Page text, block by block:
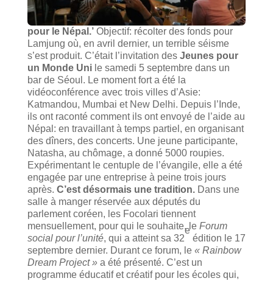
pour le Népal.’Objectif: récolter des fonds pour
Lamjung où, en avril dernier, un terrible séisme
s’est produit. C’était l’invitation des Jeunes pour
un Monde Uni le samedi 5 septembre dans un
bar de Séoul. Le moment fort a été la
vidéoconférence avec trois villes d’Asie:
Katmandou, Mumbai et New Delhi. Depuis l’Inde,
ils ont raconté comment ils ont envoyé de l’aide au
Népal: en travaillant à temps partiel, en organisant
des dîners, des concerts. Une jeune participante,
Natasha, au chômage, a donné 5000 roupies.
Expérimentant le centuple de l’évangile, elle a été
engagée par une entreprise à peine trois jours
après. C’est désormais une tradition.Dans une
salle à manger réservée aux députés du
parlement coréen, les Focolari tiennent
mensuellement, pour qui le souhaite, le Forum
social pour l’unité, qui a atteint sa 32
e
édition le 17
septembre dernier. Durant ce forum, le « Rainbow
Dream Project » a été présenté. C’est un
programme éducatif et créatif pour les écoles qui,